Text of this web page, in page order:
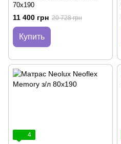
70x190
11 400 грн 20 728 грн
Купить
4